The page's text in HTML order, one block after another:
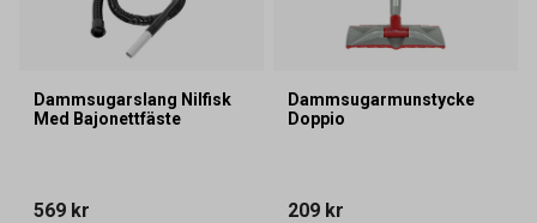
Dammsugarslang Nilfisk
Med Bajonettfäste
569 kr
Dammsugarmunstycke
Doppio
209 kr